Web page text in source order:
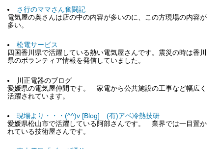
さ行のママさん奮闘記
電気屋の奥さんは店の中の内容が多いのに、この方現場の内容が
多い。
松電サービス
四国香川県で活躍している熱い電気屋さんです。震災の時は香川
県のボランティア情報を発信していました。
川正電器のブログ
愛媛県の電気屋仲間です。 家電から公共施設の工事など幅広く
活躍されています。
現場より・・・(^^)v [Blog] (有)アベ冷熱技研
愛媛県松山市で活躍している阿部さんです。 業界では一目置か
れている技術屋さんです。